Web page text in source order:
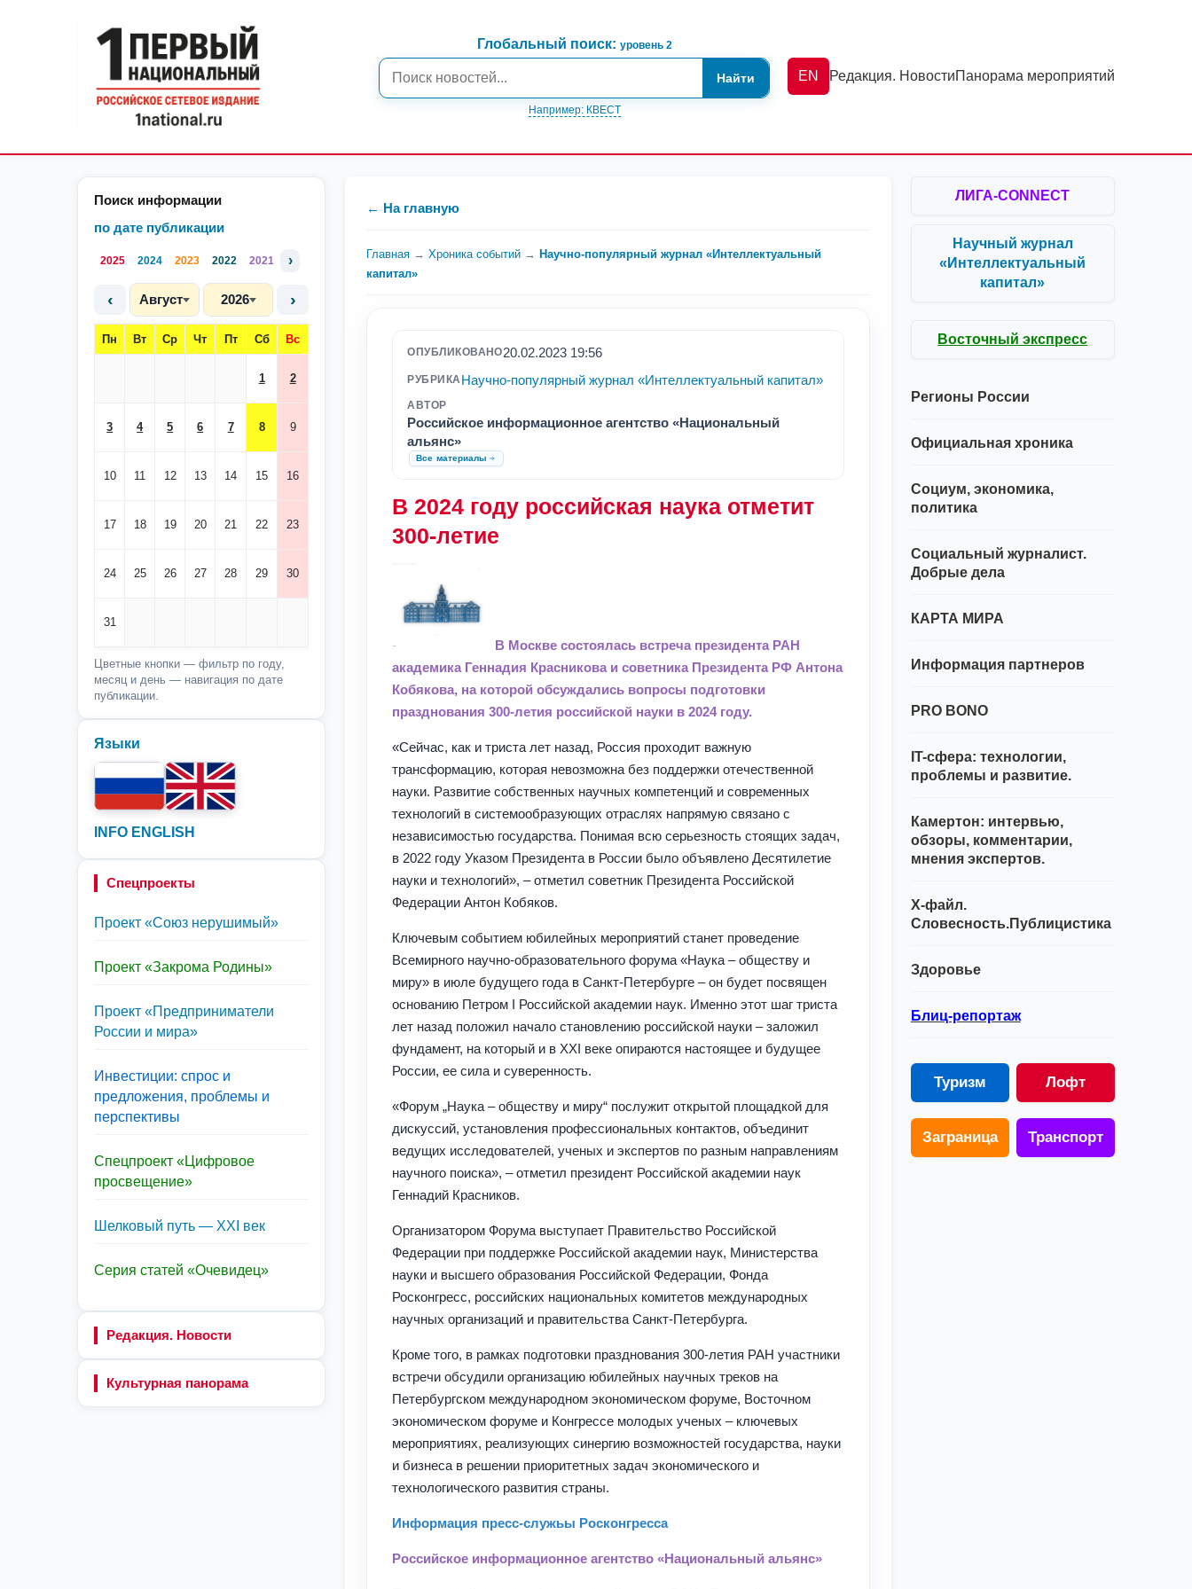
Глобальный поиск: уровень 2
Найти
Например: КВЕСТ
EN Редакция. НовостиПанорама мероприятий
Поиск информации
по дате публикации
2025 2024 2023 2022 2021 ›
‹ Август 2026 ›
Пн Вт Ср Чт Пт Сб Вс
1 2
3 4 5 6 7 8 9
10 11 12 13 14 15 16
17 18 19 20 21 22 23
24 25 26 27 28 29 30
31
Цветные кнопки — фильтр по году,
месяц и день — навигация по дате
публикации.
Языки
INFO ENGLISH
Спецпроекты
Проект «Союз нерушимый»
Проект «Закрома Родины»
Проект «Предприниматели
России и мира»
Инвестиции: спрос и
предложения, проблемы и
перспективы
Спецпроект «Цифровое
просвещение»
Шелковый путь — XXI век
Серия статей «Очевидец»
Редакция. Новости
Культурная панорама
← На главную
Главная → Хроника событий → Научно-популярный журнал «Интеллектуальный
капитал»
ОПУБЛИКОВАНО20.02.2023 19:56
РУБРИКАНаучно-популярный журнал «Интеллектуальный капитал»
АВТОР
Российское информационное агентство «Национальный
альянс»
Все материалы
В 2024 году российская наука отметит
300-летие
В Москве состоялась встреча президента РАН
академика Геннадия Красникова и советника Президента РФ Антона
Кобякова, на которой обсуждались вопросы подготовки
празднования 300-летия российской науки в 2024 году.
«Сейчас, как и триста лет назад, Россия проходит важную
трансформацию, которая невозможна без поддержки отечественной
науки. Развитие собственных научных компетенций и современных
технологий в системообразующих отраслях напрямую связано с
независимостью государства. Понимая всю серьезность стоящих задач,
в 2022 году Указом Президента в России было объявлено Десятилетие
науки и технологий», – отметил советник Президента Российской
Федерации Антон Кобяков.
Ключевым событием юбилейных мероприятий станет проведение
Всемирного научно-образовательного форума «Наука – обществу и
миру» в июле будущего года в Санкт-Петербурге – он будет посвящен
основанию Петром I Российской академии наук. Именно этот шаг триста
лет назад положил начало становлению российской науки – заложил
фундамент, на который и в XXI веке опираются настоящее и будущее
России, ее сила и суверенность.
«Форум „Наука – обществу и миру“ послужит открытой площадкой для
дискуссий, установления профессиональных контактов, объединит
ведущих исследователей, ученых и экспертов по разным направлениям
научного поиска», – отметил президент Российской академии наук
Геннадий Красников.
Организатором Форума выступает Правительство Российской
Федерации при поддержке Российской академии наук, Министерства
науки и высшего образования Российской Федерации, Фонда
Росконгресс, российских национальных комитетов международных
научных организаций и правительства Санкт-Петербурга.
Кроме того, в рамках подготовки празднования 300-летия РАН участники
встречи обсудили организацию юбилейных научных треков на
Петербургском международном экономическом форуме, Восточном
экономическом форуме и Конгрессе молодых ученых – ключевых
мероприятиях, реализующих синергию возможностей государства, науки
и бизнеса в решении приоритетных задач экономического и
технологического развития страны.
Информация пресс-служьы Росконгресса
Российское информационное агентство «Национальный альянс»
ЛИГА-CONNECT
Научный журнал
«Интеллектуальный
капитал»
Восточный экспресс
Регионы России
Официальная хроника
Социум, экономика,
политика
Социальный журналист.
Добрые дела
КАРТА МИРА
Информация партнеров
PRO BONO
IT-сфера: технологии,
проблемы и развитие.
Камертон: интервью,
обзоры, комментарии,
мнения экспертов.
Х-файл.
Словесность.Публицистика
Здоровье
Блиц-репортаж
Туризм Лофт
Заграница Транспорт